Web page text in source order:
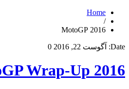
Home
/
2016 MotoGP
Date: آگوست 22, 2016 0
Wrap-Up 2016